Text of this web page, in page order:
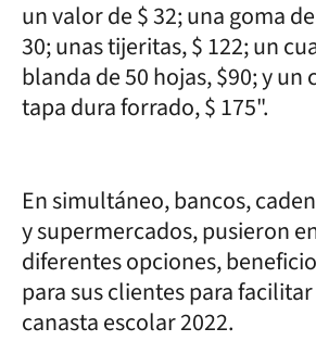
un valor de $ 32; una goma
30; unas tijeritas, $ 122; un
blanda de 50 hojas, $90; y un
tapa dura forrado, $ 175".
En simultáneo, bancos,
y supermercados, pusieron
diferentes opciones,
para sus clientes para
canasta escolar 2022.